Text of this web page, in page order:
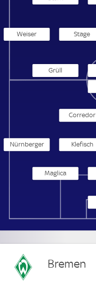
Weiser Stage
Grüll
Maglica
Klefisch
Nürnberger
Corredor
Bremen